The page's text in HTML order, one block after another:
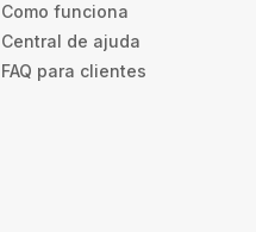
Como funciona
Central de ajuda
FAQ para clientes